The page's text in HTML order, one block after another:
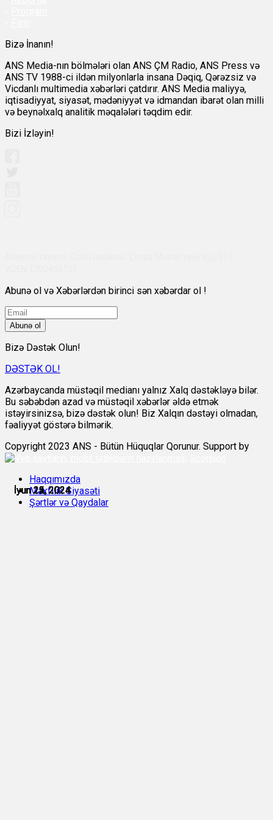
İyun 22, 2024
İyun 22, 2024
İyun 22, 2024
İyun 23, 2024
İyun 24, 2024
İyun 25, 2024
Bizə İnanın!
ANS Media-nın bölmələri olan ANS ÇM Radio, ANS Press və
ANS TV 1988-ci ildən milyonlarla insana Dəqiq, Qərəzsiz və
Vicdanlı multimedia xəbərləri çatdırır. ANS Media maliyyə,
iqtisadiyyat, siyasət, mədəniyyət və idmandan ibarət olan milli
və beynəlxalq analitik məqalələri təqdim edir.
Bizi İzləyin!
Abunə ol və Xəbərlərdən birinci sən xəbərdar ol !
Abunə ol
Bizə Dəstək Olun!
DƏSTƏK OL!
Azərbaycanda müstəqil medianı yalnız Xalq dəstəkləyə bilər.
Bu səbəbdən azad və müstəqil xəbərlər əldə etmək
istəyirsinizsə, bizə dəstək olun! Biz Xalqın dəstəyi olmadan,
fəaliyyət göstərə bilmərik.
Copyright 2023 ANS - Bütün Hüquqlar Qorunur. Support by
Haqqımızda
Məxfilik Siyasəti
Şərtlər və Qaydalar